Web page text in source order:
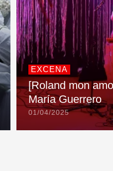
EXCENA
[Roland mon
María Guerrero
01/04/2025